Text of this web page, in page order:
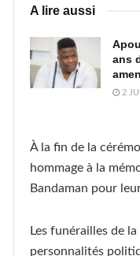
A lire aussi
ans
2
À la fin de la
hommage à la
Bandaman pour
Les funérailles de
personnalités